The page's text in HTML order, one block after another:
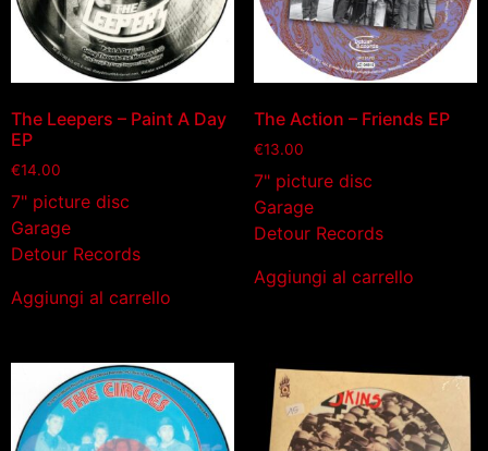
The Leepers – Paint A Day
EP
€14.00
7" picture disc
Garage
Detour Records
Aggiungi al carrello
The Action – Friends EP
€13.00
7" picture disc
Garage
Detour Records
Aggiungi al carrello